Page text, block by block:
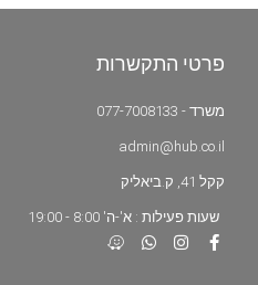
פרטי התקשרות
משרד - 077-7008133
admin@hub.co.il
קקל 41, ק.ביאליק
שעות פעילות : א'-ה' 8:00 - 19:00